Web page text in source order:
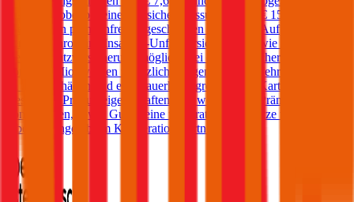
werden, wobei bei einer Versicherungssumme von € 15 Mio. ein
Freischaden prämienfrei eingeschlossen ist. Gegen Aufpreis sind bei
der Wüstenrot eine Insassen-Unfallversicherung sowie eine Kfz-
Rechtsschutzversicherung möglich. Bei einer Versicherungssumme
von € 15 Mio. werden zusätzlich - gegen geringe Mehrkosten - bis
zu 2 Freischäden und eine dauerhafte große grüne Karte angeboten.
Besondere Produkteigenschaften sind weiters eine Prämiengarantie
von 3 Jahren, sowie Gutscheine für Gratis-Kindersitze und Pickerl-
Überprüfungen beim Kooperationspartner ARBÖ.